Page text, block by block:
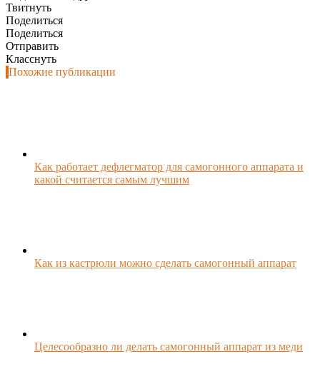
Твитнуть
Поделиться
Поделиться
Отправить
Класснуть
Похожие публикации
Как работает дефлегматор для самогонного аппарата и
какой считается самым лучшим
Как из кастрюли можно сделать самогонный аппарат
Целесообразно ли делать самогонный аппарат из меди